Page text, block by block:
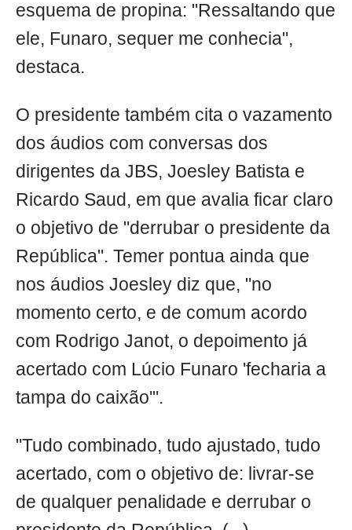
esquema de propina: "Ressaltando que
ele, Funaro, sequer me conhecia",
destaca.
O presidente também cita o vazamento
dos áudios com conversas dos
dirigentes da JBS, Joesley Batista e
Ricardo Saud, em que avalia ficar claro
o objetivo de "derrubar o presidente da
República". Temer pontua ainda que
nos áudios Joesley diz que, "no
momento certo, e de comum acordo
com Rodrigo Janot, o depoimento já
acertado com Lúcio Funaro 'fecharia a
tampa do caixão'".
"Tudo combinado, tudo ajustado, tudo
acertado, com o objetivo de: livrar-se
de qualquer penalidade e derrubar o